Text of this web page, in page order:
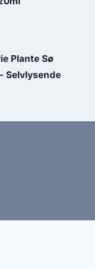
Plante Sø
Selvlysende